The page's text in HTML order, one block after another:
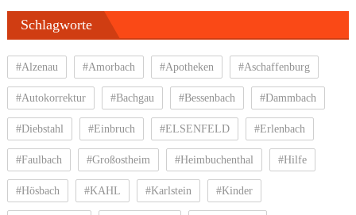
Schlagworte
#Alzenau #Amorbach #Apotheken #Aschaffenburg
#Autokorrektur #Bachgau #Bessenbach #Dammbach
#Diebstahl #Einbruch #ELSENFELD #Erlenbach
#Faulbach #Großostheim #Heimbuchenthal #Hilfe
#Hösbach #KAHL #Karlstein #Kinder